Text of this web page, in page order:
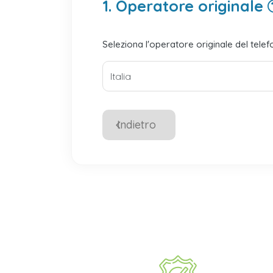
1. Operatore originale
Seleziona l'operatore originale del
Indietro